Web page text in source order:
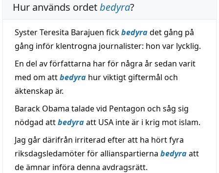
Hur används ordetbedyra?
Syster Teresita Barajuen fickbedyradet gång på
gång inför klentrogna journalister: hon var lycklig.
En del av författarna har för några år sedan varit
med om attbedyra hur viktigt giftermål och
äktenskap är.
Barack Obama talade vid Pentagon och såg sig
nödgad attbedyraatt USA inte är i krig mot islam.
Jag går därifrån irriterad efter att ha hört fyra
riksdagsledamöter för allianspartierna bedyraatt
de ämnar införa denna avdragsrätt.